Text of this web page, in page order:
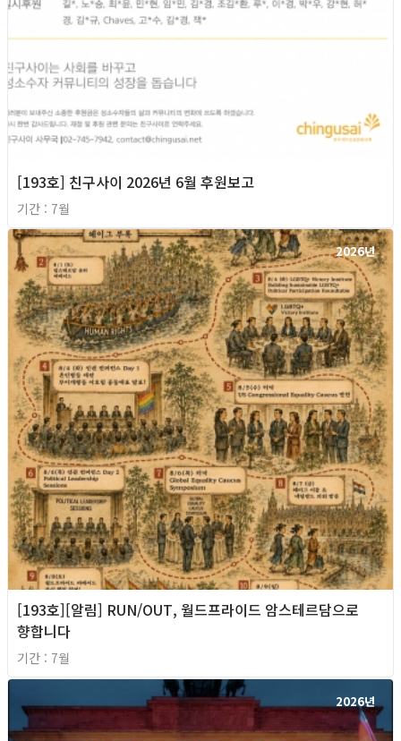
[193호] 친구사이 2026년 6월 후원보고
기간 : 7월
2026년
[193호][알림] RUN/OUT, 월드프라이드 암스테르담으로
향합니다
기간 : 7월
2026년